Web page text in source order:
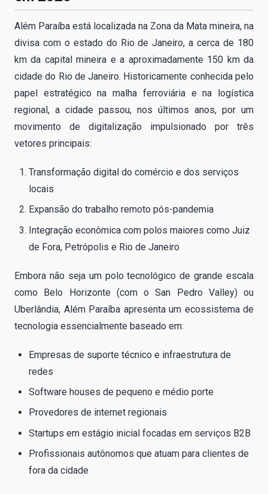
Além Paraíba está localizada na Zona da Mata mineira, na
divisa com o estado do Rio de Janeiro, a cerca de 180
km da capital mineira e a aproximadamente 150 km da
cidade do Rio de Janeiro. Historicamente conhecida pelo
papel estratégico na malha ferroviária e na logística
regional, a cidade passou, nos últimos anos, por um
movimento de digitalização impulsionado por três
vetores principais:
Transformação digital do comércio e dos serviços
locais
Expansão do trabalho remoto pós-pandemia
Integração econômica com polos maiores como Juiz
de Fora, Petrópolis e Rio de Janeiro
Embora não seja um polo tecnológico de grande escala
como Belo Horizonte (com o San Pedro Valley) ou
Uberlândia, Além Paraíba apresenta um ecossistema de
tecnologia essencialmente baseado em:
Empresas de suporte técnico e infraestrutura de
redes
Software houses de pequeno e médio porte
Provedores de internet regionais
Startups em estágio inicial focadas em serviços B2B
Profissionais autônomos que atuam para clientes de
fora da cidade